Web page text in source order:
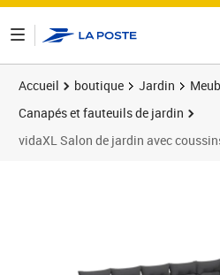
Accueil boutique Jardin
Canapés et fauteuils de jardin
vidaXL Salon de jardin avec